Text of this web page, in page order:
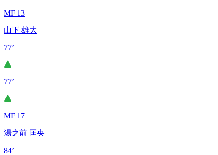
MF 13
山下 雄大
77’
77’
MF 17
湯之前 匡央
84’